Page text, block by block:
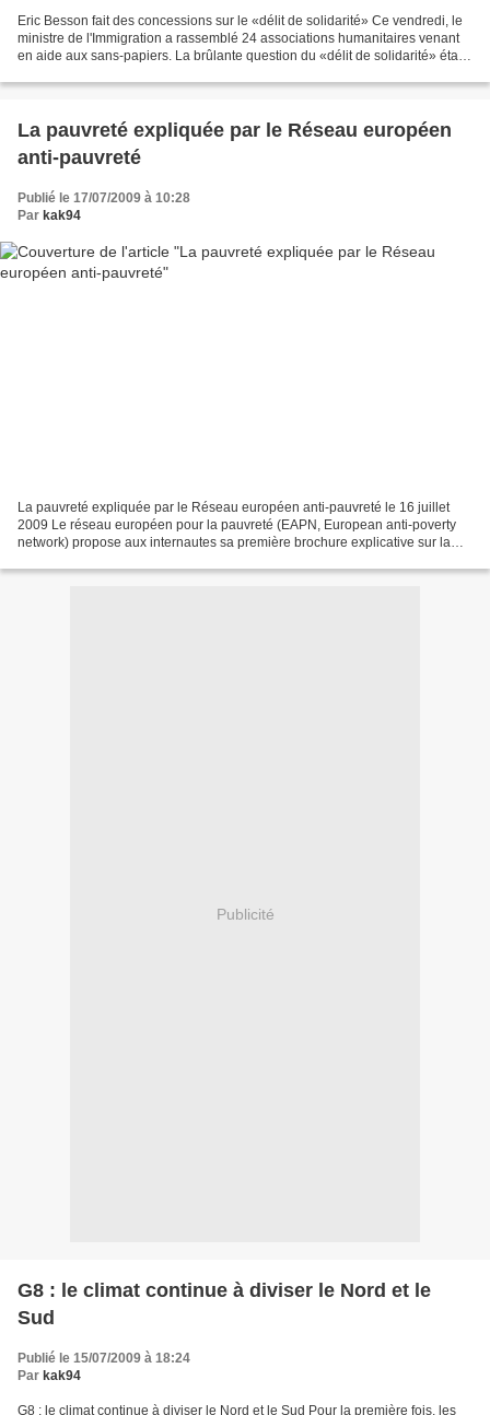
Eric Besson fait des concessions sur le «délit de solidarité» Ce vendredi, le
ministre de l'Immigration a rassemblé 24 associations humanitaires venant
en aide aux sans-papiers. La brûlante question du «délit de solidarité» était
La pauvreté expliquée par le Réseau européen
anti-pauvreté
Publié le 17/07/2009 à 10:28
Par kak94
La pauvreté expliquée par le Réseau européen anti-pauvreté le 16 juillet
2009 Le réseau européen pour la pauvreté (EAPN, European anti-poverty
network) propose aux internautes sa première brochure explicative sur la
Publicité
G8 : le climat continue à diviser le Nord et le
Sud
Publié le 15/07/2009 à 18:24
Par kak94
G8 : le climat continue à diviser le Nord et le Sud Pour la première fois, les